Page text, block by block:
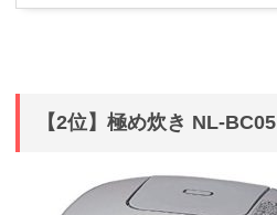
【2位】極め炊き NL-BC05